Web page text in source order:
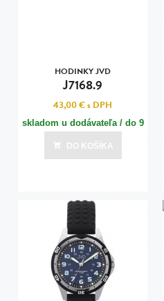
HODINKY JVD
J7168.9
43,00 €s DPH
skladom u dodávateľa / do 9
dní
Posledná aktualizácia dnes o 16:00
DO KOŠÍKA